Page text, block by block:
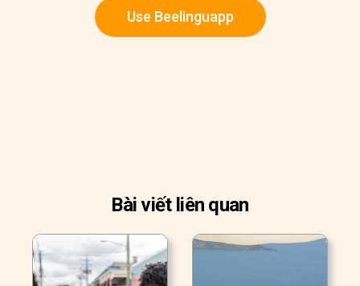
Use Beelinguapp
Bài viết liên quan